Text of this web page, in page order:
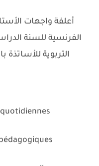
أعلفة واجهات
التربوية